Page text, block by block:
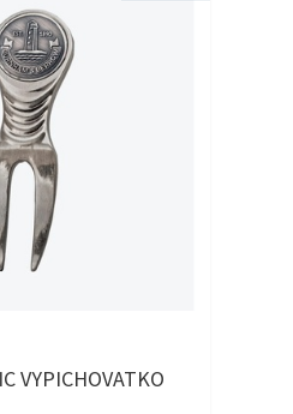
VYPICHOVATKO